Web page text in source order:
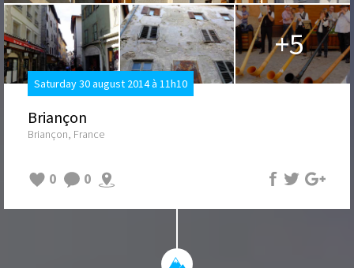
+5
Saturday 30 august 2014 à 11h10
Briançon
Briançon, France
0 0